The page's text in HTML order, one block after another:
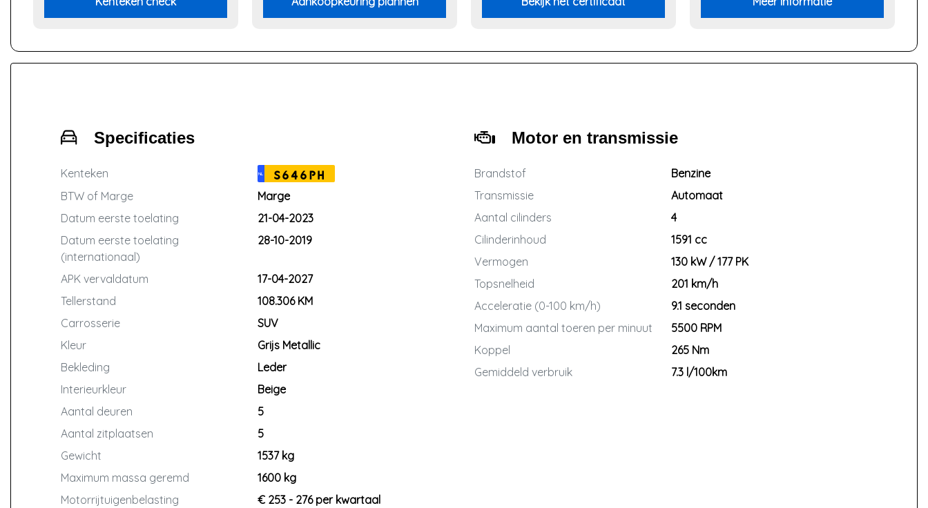
Specificaties
Kenteken NL
S646PH
BTW of Marge
Marge
Datum eerste toelating
21-04-2023
Datum eerste toelating
(internationaal)
28-10-2019
APK vervaldatum
17-04-2027
Tellerstand
108.306 KM
Carrosserie
SUV
Kleur
Grijs Metallic
Bekleding
Leder
Interieurkleur
Beige
Aantal deuren
5
Aantal zitplaatsen
5
Gewicht
1537 kg
Maximum massa geremd
1600 kg
Motorrijtuigenbelasting
€ 253 - 276 per kwartaal
Motor en transmissie
Brandstof
Benzine
Transmissie
Automaat
Aantal cilinders
4
Cilinderinhoud
1591 cc
Vermogen
130 kW / 177 PK
Topsnelheid
201 km/h
Acceleratie (0-100 km/h)
9.1 seconden
Maximum aantal toeren per minuut
5500 RPM
Koppel
265 Nm
Gemiddeld verbruik
7.3 l/100km